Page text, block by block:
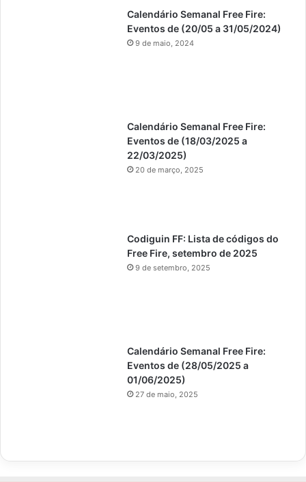
Calendário Semanal Free Fire:
Eventos de (20/05 a 31/05/2024)
9 de maio, 2024
Calendário Semanal Free Fire:
Eventos de (18/03/2025 a
22/03/2025)
20 de março, 2025
Codiguin FF: Lista de códigos do
Free Fire, setembro de 2025
9 de setembro, 2025
Calendário Semanal Free Fire:
Eventos de (28/05/2025 a
01/06/2025)
27 de maio, 2025